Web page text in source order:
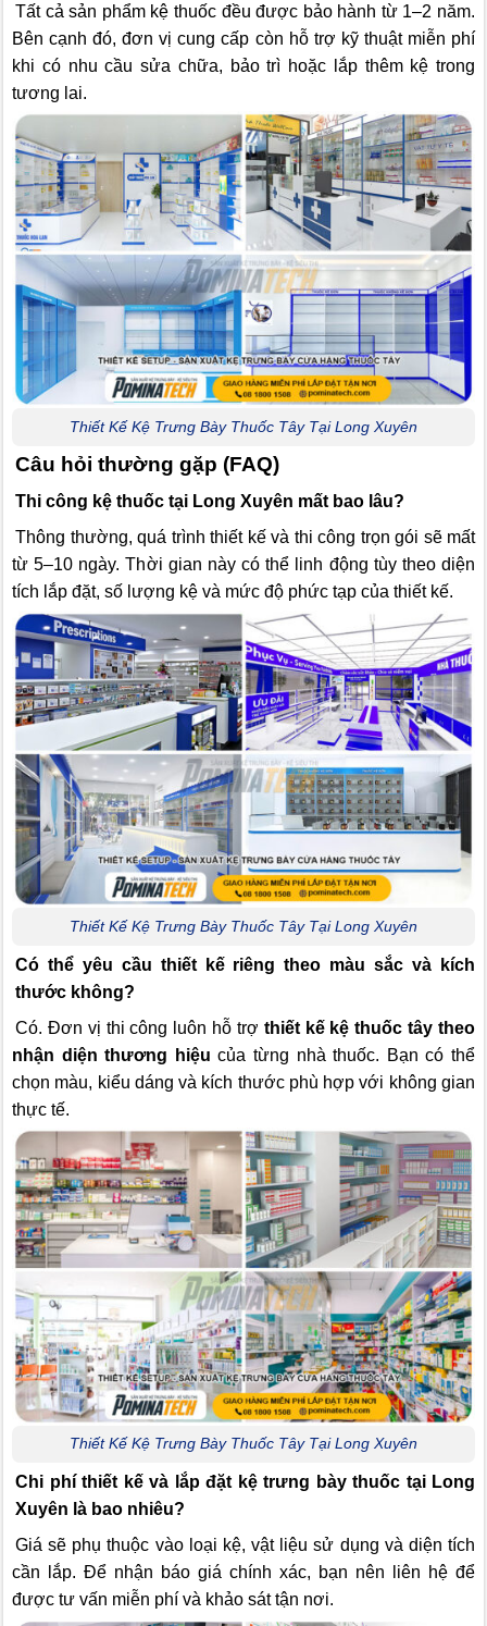
Tất cả sản phẩm kệ thuốc đều được bảo hành từ 1–2 năm.
Bên cạnh đó, đơn vị cung cấp còn hỗ trợ kỹ thuật miễn phí
khi có nhu cầu sửa chữa, bảo trì hoặc lắp thêm kệ trong
tương lai.
Thiết Kế Kệ Trưng Bày Thuốc Tây Tại Long Xuyên
Câu hỏi thường gặp (FAQ)
Thi công kệ thuốc tại Long Xuyên mất bao lâu?
Thông thường, quá trình thiết kế và thi công trọn gói sẽ mất
từ 5–10 ngày. Thời gian này có thể linh động tùy theo diện
tích lắp đặt, số lượng kệ và mức độ phức tạp của thiết kế.
Thiết Kế Kệ Trưng Bày Thuốc Tây Tại Long Xuyên
Có thể yêu cầu thiết kế riêng theo màu sắc và kích
thước không?
Có. Đơn vị thi công luôn hỗ trợ thiết kế kệ thuốc tây theo
nhận diện thương hiệu của từng nhà thuốc. Bạn có thể
chọn màu, kiểu dáng và kích thước phù hợp với không gian
thực tế.
Thiết Kế Kệ Trưng Bày Thuốc Tây Tại Long Xuyên
Chi phí thiết kế và lắp đặt kệ trưng bày thuốc tại Long
Xuyên là bao nhiêu?
Giá sẽ phụ thuộc vào loại kệ, vật liệu sử dụng và diện tích
cần lắp. Để nhận báo giá chính xác, bạn nên liên hệ để
được tư vấn miễn phí và khảo sát tận nơi.